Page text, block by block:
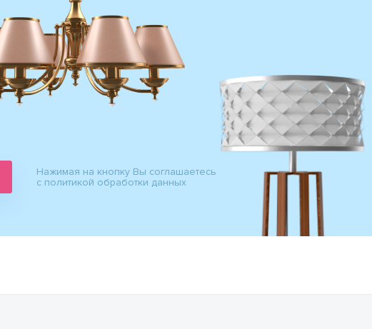
Нажимая на кнопку Вы соглашаетесь
с политикой обработки данных